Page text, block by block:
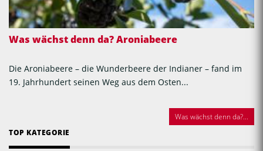
Was wächst denn da? Aroniabeere
Die Aroniabeere – die Wunderbeere der Indianer – fand im
19. Jahrhundert seinen Weg aus dem Osten...
Was wächst denn da?...
TOP KATEGORIE